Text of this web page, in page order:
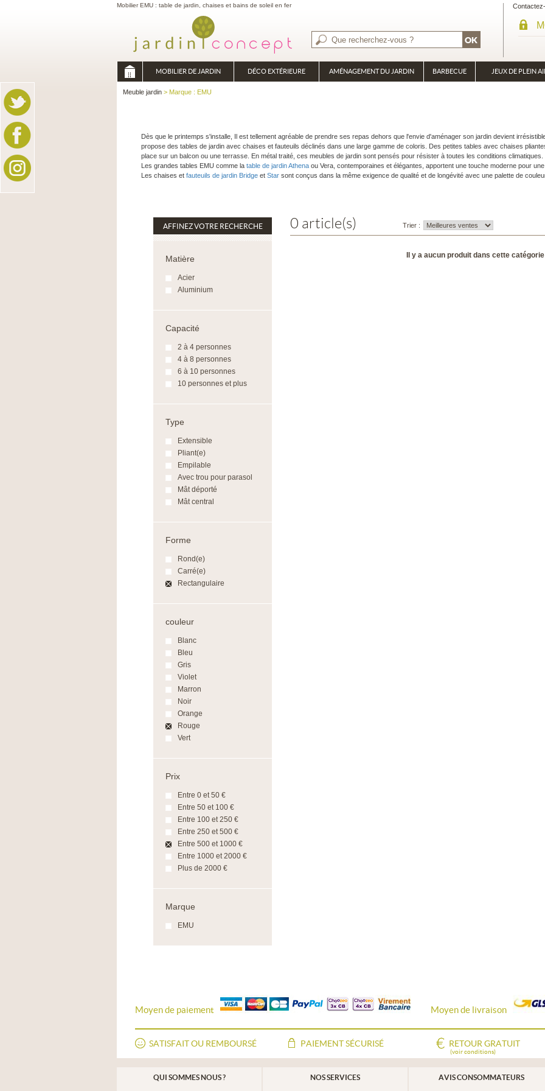
Mobilier EMU : table de jardin, chaises et bains de soleil en fer
MOBILIER DE JARDIN DÉCO EXTÉRIEURE AMÉNAGEMENT DU JARDIN BARBECUE JEUX DE PLEIN
Meuble jardin > Marque : EMU
Dès que le printemps s'installe, Il est tellement agréable de prendre ses repas dehors que l'envie d'aménager son jardin devient
propose des tables de jardin avec chaises et fauteuils déclinés dans une large gamme de coloris. Des petites tables avec chaises
place sur un balcon ou une terrasse. En métal traité, ces meubles de jardin sont pensés pour résister à toutes les conditions climatiques.
Les grandes tables EMU comme la table de jardin Athena ou Vera, contemporaines et élégantes, apportent une touche moderne pour
Les chaises et fauteuils de jardin Bridge et Star sont conçus dans la même exigence de qualité et de longévité avec une palette de
AFFINEZ VOTRE RECHERCHE
Matière
Acier
Aluminium
Capacité
2 à 4 personnes
4 à 8 personnes
6 à 10 personnes
10 personnes et plus
Type
Extensible
Pliant(e)
Empilable
Avec trou pour parasol
Mât déporté
Mât central
Forme
Rond(e)
Carré(e)
Rectangulaire
couleur
Blanc
Bleu
Gris
Violet
Marron
Noir
Orange
Rouge
Vert
Prix
Entre 0 et 50 €
Entre 50 et 100 €
Entre 100 et 250 €
Entre 250 et 500 €
Entre 500 et 1000 €
Entre 1000 et 2000 €
Plus de 2000 €
Marque
EMU
0 article(s) Trier :
Il y a aucun produit dans cette
Moyen de paiement Moyen de livraison
SATISFAIT OU REMBOURSÉ PAIEMENT SÉCURISÉ RETOUR GRATUIT
(voir conditions)
QUI SOMMES NOUS ? NOS SERVICES AVIS CONSOMMATEURS